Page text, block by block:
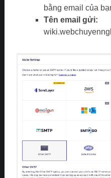
bằng email của
Tên email gửi: